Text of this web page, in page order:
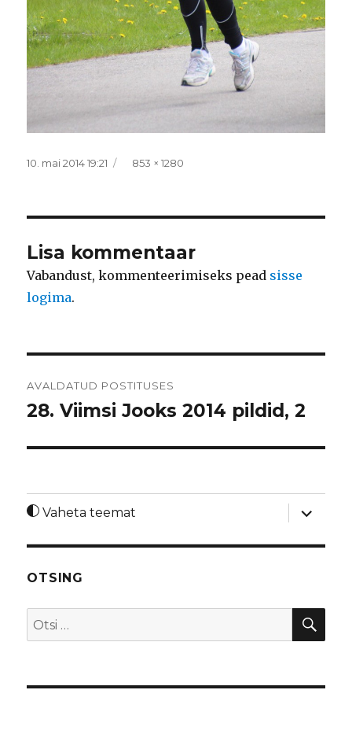
Postitatud
10. mai 2014 19:21 Täissuurus
853 × 1280
Lisa kommentaar
Vabandust, kommenteerimiseks pead sisse
logima.
AVALDATUD POSTITUSES
28. Viimsi Jooks 2014 pildid, 2
Vaheta teemat
laienda
OTSING
Otsi: